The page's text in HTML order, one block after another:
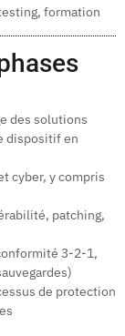
formation
des solutions
dispositif en
cyber, y compris
patching,
3-2-1,
de protection